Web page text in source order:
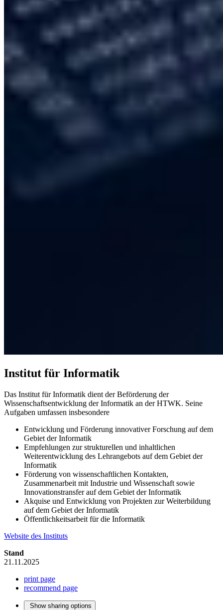
Institut für Informatik
Das Institut für Informatik dient der Beförderung der
Wissenschaftsentwicklung der Informatik an der HTWK. Seine
Aufgaben umfassen insbesondere
Entwicklung und Förderung innovativer Forschung auf dem
Gebiet der Informatik
Empfehlungen zur strukturellen und inhaltlichen
Weiterentwicklung des Lehrangebots auf dem Gebiet der
Informatik
Förderung von wissenschaftlichen Kontakten,
Zusammenarbeit mit Industrie und Wissenschaft sowie
Innovationstransfer auf dem Gebiet der Informatik
Akquise und Entwicklung von Projekten zur Weiterbildung
auf dem Gebiet der Informatik
Öffentlichkeitsarbeit für die Informatik
Website des Instituts
Stand
21.11.2025
print page
recommend page
Show sharing options